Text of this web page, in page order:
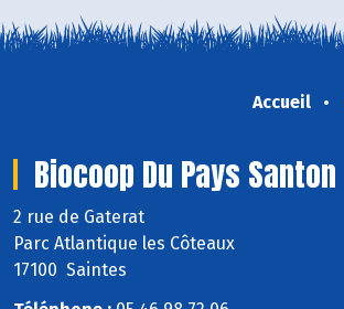
Accueil
Biocoop Du Pays Santon
2 rue de Gaterat
Parc Atlantique les Côteaux
17100 Saintes